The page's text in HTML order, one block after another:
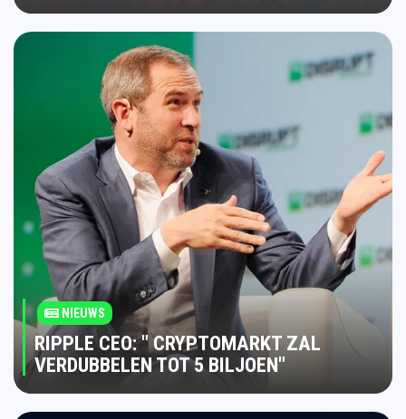
NIEUWS
RIPPLE CEO: " CRYPTOMARKT ZAL
VERDUBBELEN TOT 5 BILJOEN"